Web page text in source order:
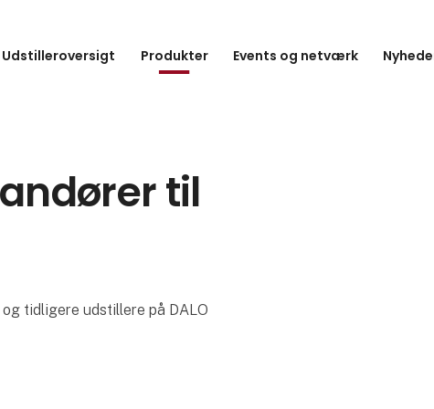
Udstilleroversigt Produkter Events og netværk
til
tidligere udstillere på DALO